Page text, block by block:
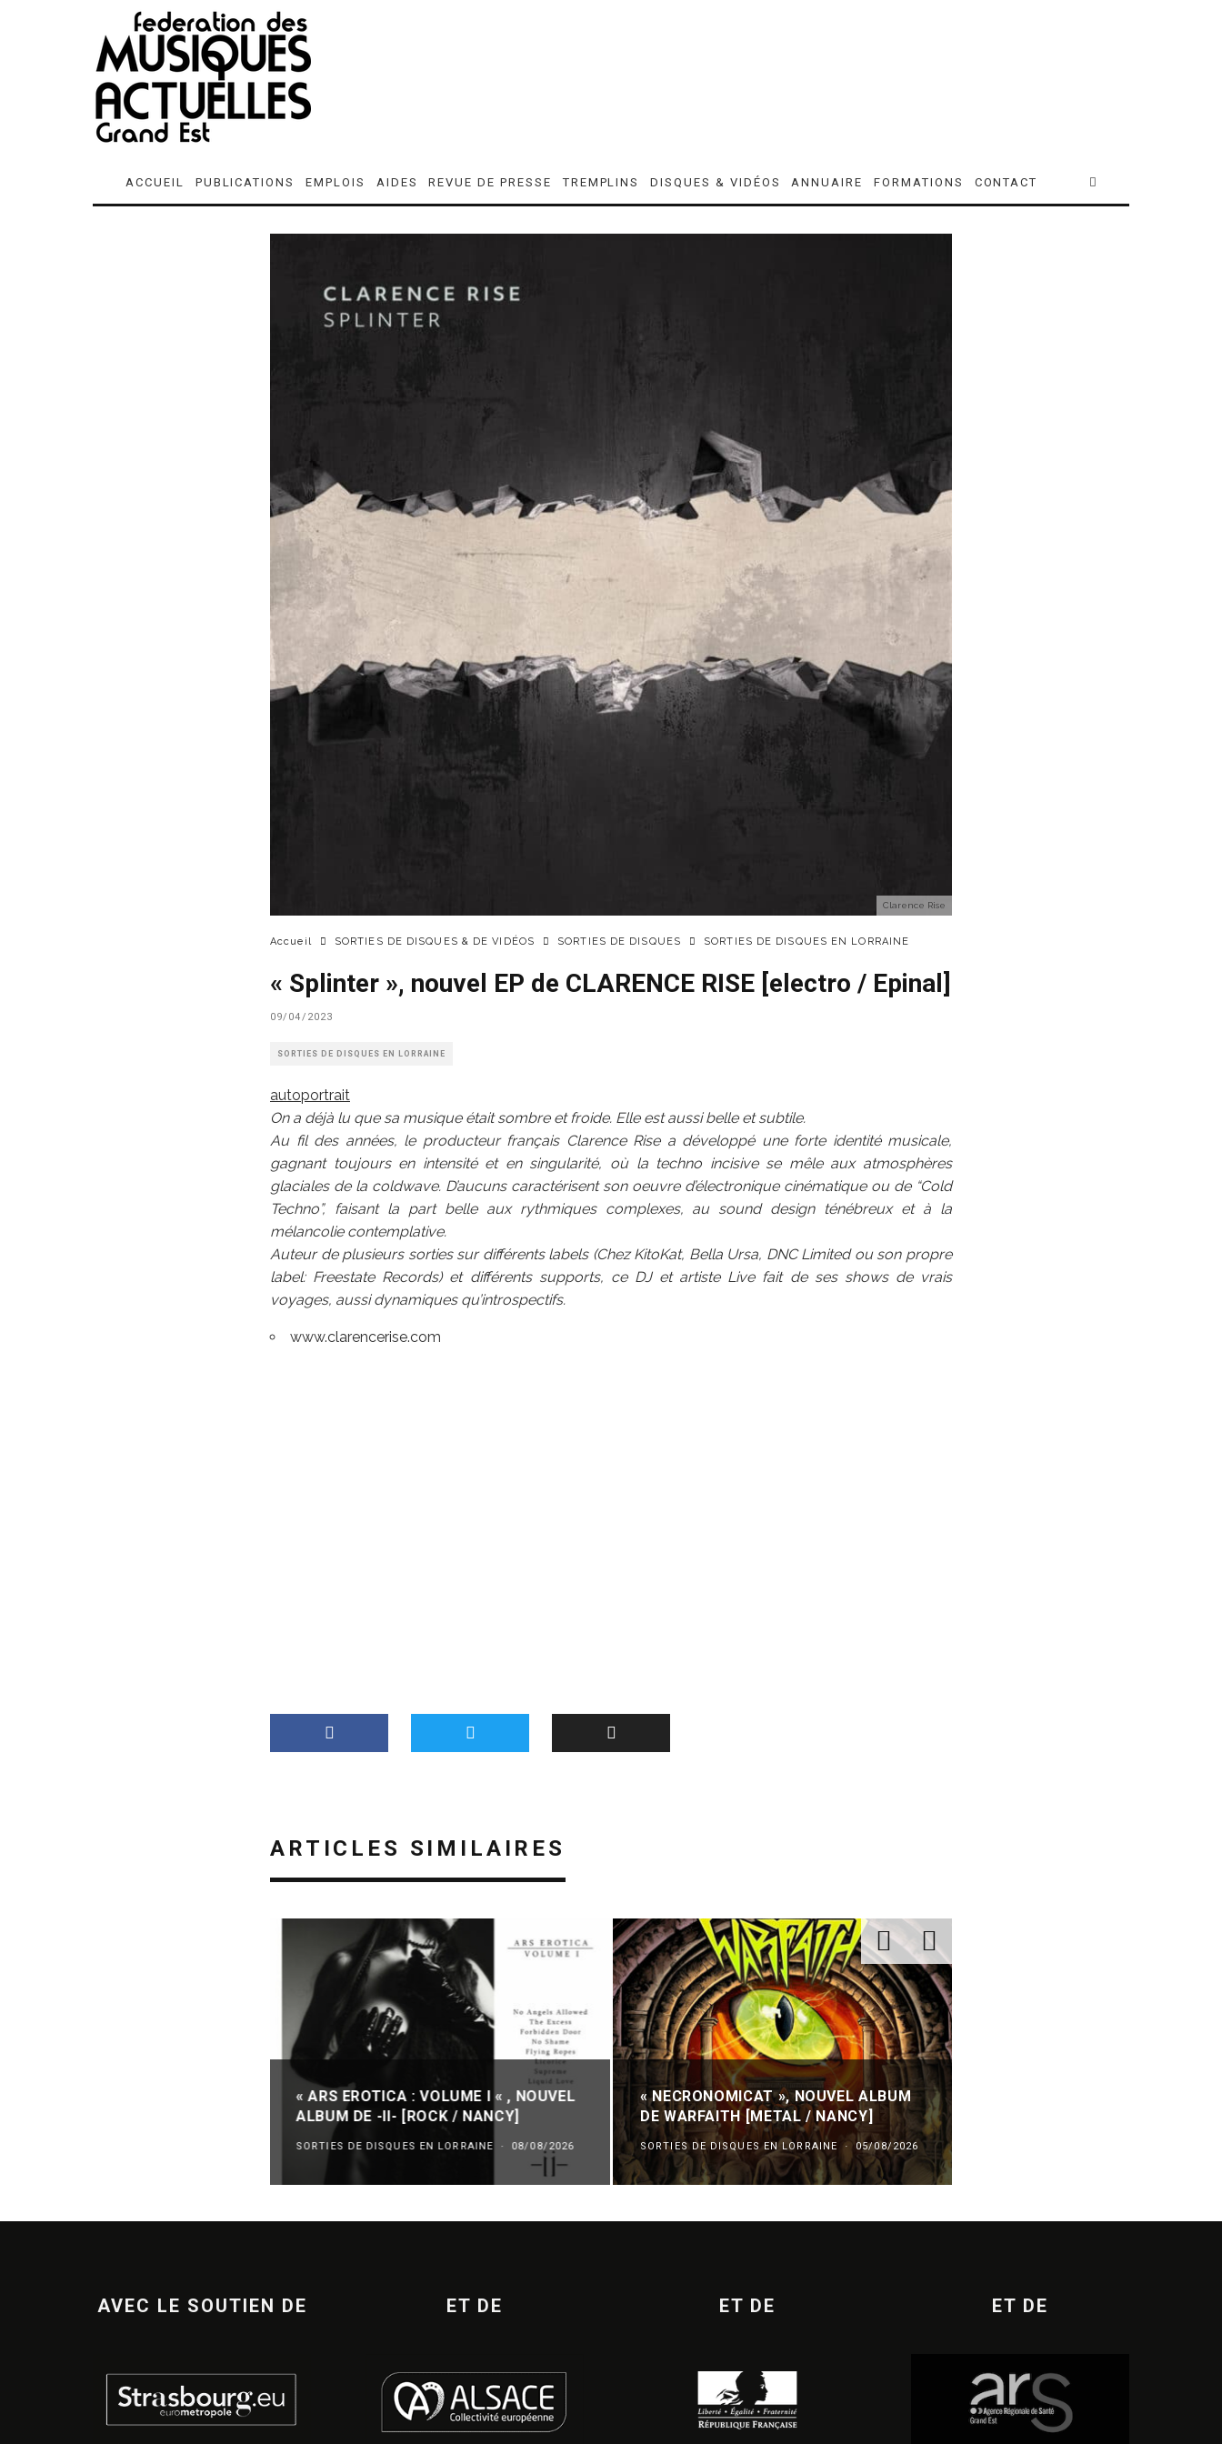
ACCUEIL PUBLICATIONS EMPLOIS AIDES REVUE DE PRESSE TREMPLINS DISQUES & VIDÉOS ANNUAIRE FORMATIONS CONTACT
Clarence Rise
Accueil SORTIES DE DISQUES & DE VIDÉOS SORTIES DE DISQUES SORTIES DE DISQUES EN LORRAINE
« Splinter », nouvel EP de CLARENCE RISE [electro / Epinal]
09/04/2023
SORTIES DE DISQUES EN LORRAINE
autoportrait
On a déjà lu que sa musique était sombre et froide. Elle est aussi belle et subtile.
Au fil des années, le producteur français Clarence Rise a développé une forte identité musicale,
gagnant toujours en intensité et en singularité, où la techno incisive se mêle aux atmosphères
glaciales de la coldwave. D’aucuns caractérisent son oeuvre d’électronique cinématique ou de “Cold
Techno”, faisant la part belle aux rythmiques complexes, au sound design ténébreux et à la
mélancolie contemplative.
Auteur de plusieurs sorties sur différents labels (Chez KitoKat, Bella Ursa, DNC Limited ou son propre
label: Freestate Records) et différents supports, ce DJ et artiste Live fait de ses shows de vrais
voyages, aussi dynamiques qu’introspectifs.
www.clarencerise.com
ARTICLES SIMILAIRES
« ARS EROTICA : VOLUME I « , NOUVEL
ALBUM DE -II- [ROCK / NANCY]
SORTIES DE DISQUES EN LORRAINE · 08/08/2026
« NECRONOMICAT », NOUVEL ALBUM
DE WARFAITH [METAL / NANCY]
SORTIES DE DISQUES EN LORRAINE · 05/08/2026
AVEC LE SOUTIEN DE ET DE ET DE ET DE